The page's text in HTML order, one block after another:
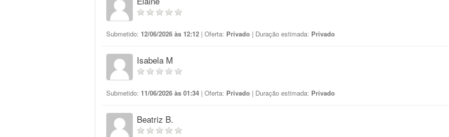
Submetido: 12/06/2026 às 12:12 | Oferta: Privado | Duração estimada: Privado
Isabela M
Submetido: 11/06/2026 às 01:34 | Oferta: Privado | Duração estimada: Privado
Beatriz B.